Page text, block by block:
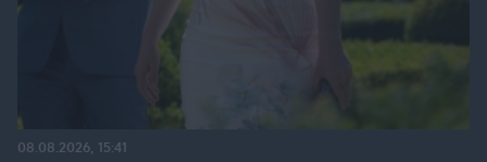
08.08.2026, 15:41